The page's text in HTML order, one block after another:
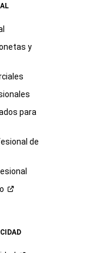
y
para
de